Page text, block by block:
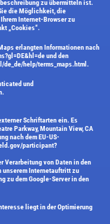
zu übermitteln ist.
die Möglichkeit, die
Internet-Browser zu
„Cookies“.
erlangten Informationen nach
und den
de_de/help/terms_maps.html.
und
Schriftarten ein. Es
Parkway, Mountain View, CA
nach dem EU-US-
participant?
Verarbeitung von Daten in den
unserem Internetauftritt zu
zu dem Google-Server in den
liegt in der Optimierung